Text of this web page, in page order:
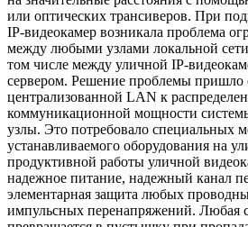
или оптических трансиверов. При
IP-видеокамер возникала проблема
между любыми узлами локальной
том числе между уличной IP-
сервером. Решение проблемы пришло
централизованной LAN к
коммуникационной мощности
узлы. Это потребовало специальных
устанавливаемого оборудования на
продуктивной работы уличной
надежное питание, надежный канал
элементарная защита любых
импульсных перенапряжений. Любая